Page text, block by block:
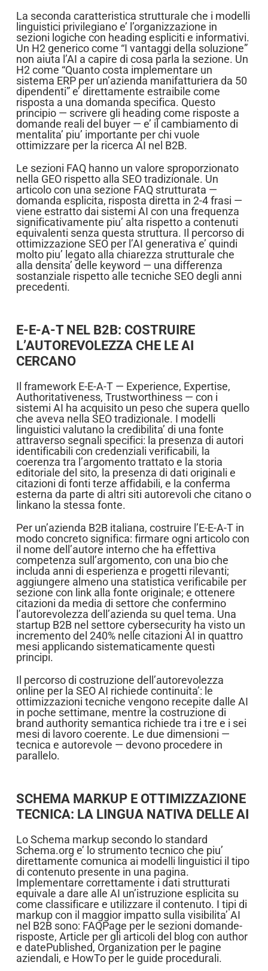
La seconda caratteristica strutturale che i modelli
linguistici privilegiano e’ l’organizzazione in
sezioni logiche con heading espliciti e informativi.
Un H2 generico come “I vantaggi della soluzione”
non aiuta l’AI a capire di cosa parla la sezione. Un
H2 come “Quanto costa implementare un
sistema ERP per un’azienda manifatturiera da 50
dipendenti” e’ direttamente estraibile come
risposta a una domanda specifica. Questo
principio — scrivere gli heading come risposte a
domande reali del buyer — e’ il cambiamento di
mentalita’ piu’ importante per chi vuole
ottimizzare per la ricerca AI nel B2B.
Le sezioni FAQ hanno un valore sproporzionato
nella GEO rispetto alla SEO tradizionale. Un
articolo con una sezione FAQ strutturata —
domanda esplicita, risposta diretta in 2-4 frasi —
viene estratto dai sistemi AI con una frequenza
significativamente piu’ alta rispetto a contenuti
equivalenti senza questa struttura. Il percorso di
ottimizzazione SEO per l’AI generativa e’ quindi
molto piu’ legato alla chiarezza strutturale che
alla densita’ delle keyword — una differenza
sostanziale rispetto alle tecniche SEO degli anni
precedenti.
E-E-A-T NEL B2B: COSTRUIRE
L’AUTOREVOLEZZA CHE LE AI
CERCANO
Il framework E-E-A-T — Experience, Expertise,
Authoritativeness, Trustworthiness — con i
sistemi AI ha acquisito un peso che supera quello
che aveva nella SEO tradizionale. I modelli
linguistici valutano la credibilita’ di una fonte
attraverso segnali specifici: la presenza di autori
identificabili con credenziali verificabili, la
coerenza tra l’argomento trattato e la storia
editoriale del sito, la presenza di dati originali e
citazioni di fonti terze affidabili, e la conferma
esterna da parte di altri siti autorevoli che citano o
linkano la stessa fonte.
Per un’azienda B2B italiana, costruire l’E-E-A-T in
modo concreto significa: firmare ogni articolo con
il nome dell’autore interno che ha effettiva
competenza sull’argomento, con una bio che
includa anni di esperienza e progetti rilevanti;
aggiungere almeno una statistica verificabile per
sezione con link alla fonte originale; e ottenere
citazioni da media di settore che confermino
l’autorevolezza dell’azienda su quel tema. Una
startup B2B nel settore cybersecurity ha visto un
incremento del 240% nelle citazioni AI in quattro
mesi applicando sistematicamente questi
principi.
Il percorso di costruzione dell’autorevolezza
online per la SEO AI richiede continuita’: le
ottimizzazioni tecniche vengono recepite dalle AI
in poche settimane, mentre la costruzione di
brand authority semantica richiede tra i tre e i sei
mesi di lavoro coerente. Le due dimensioni —
tecnica e autorevole — devono procedere in
parallelo.
SCHEMA MARKUP E OTTIMIZZAZIONE
TECNICA: LA LINGUA NATIVA DELLE AI
Lo Schema markup secondo lo standard
Schema.org e’ lo strumento tecnico che piu’
direttamente comunica ai modelli linguistici il tipo
di contenuto presente in una pagina.
Implementare correttamente i dati strutturati
equivale a dare alle AI un’istruzione esplicita su
come classificare e utilizzare il contenuto. I tipi di
markup con il maggior impatto sulla visibilita’ AI
nel B2B sono: FAQPage per le sezioni domande-
risposte, Article per gli articoli del blog con author
e datePublished, Organization per le pagine
aziendali, e HowTo per le guide procedurali.